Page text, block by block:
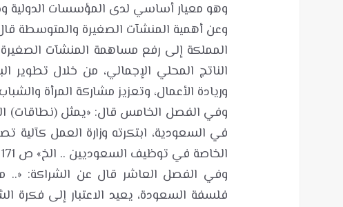
الناتج المحلي الإجمالي، من خلال تطوير
وفي الفصل الخامس قال: «يمثل (نطاقات)
في السعودية، ابتكرته وزارة العمل كآلية
وفي الفصل العاشر قال عن الشراكة: «..
فلسفة السعودة، يعيد الاعتبار إلى فكرة